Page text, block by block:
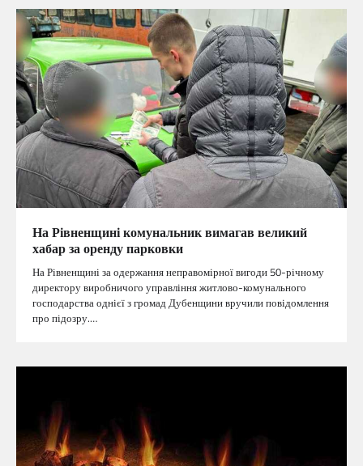
На Рівненщині комунальник вимагав великий
хабар за оренду парковки
На Рівненщині за одержання неправомірної вигоди 50-річному
директору виробничого управління житлово-комунального
господарства однієї з громад Дубенщини вручили повідомлення
про підозру.…